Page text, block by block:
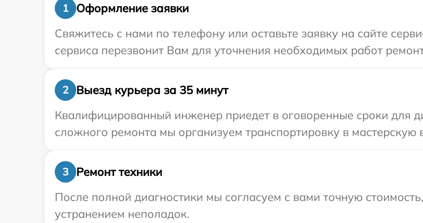
1
Оформление заявки
Свяжитесь с нами по телефону или оставьте заявку на сайте
сервиса перезвонит Вам для уточнения необходимых работ
2
Выезд курьера за 35 минут
Квалифицированный инженер приедет в оговоренные сроки для
сложного ремонта мы организуем транспортировку в мастерскую
3
Ремонт техники
После полной диагностики мы согласуем с вами точную
устранением неполадок.